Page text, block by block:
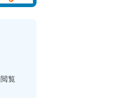
覧